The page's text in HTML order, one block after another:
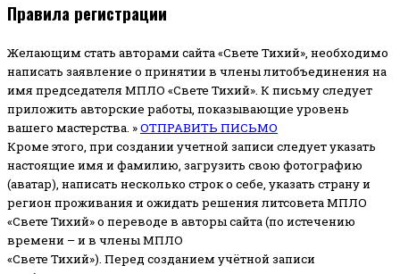
Правила регистрации
Желающим стать авторами сайта «Свете Тихий», необходимо
написать заявление о принятии в члены литобъединения на
имя председателя МПЛО «Свете Тихий». К письму следует
приложить авторские работы, показывающие уровень
вашего мастерства. »ОТПРАВИТЬ ПИСЬМО
Кроме этого, при создании учетной записи следует указать
настоящие имя и фамилию, загрузить свою фотографию
(аватар), написать несколько строк о себе, указать страну и
регион проживания и ожидать решения литсовета МПЛО
«Свете Тихий» о переводе в авторы сайта (по истечению
времени – и в члены МПЛО
«Свете Тихий»). Перед созданием учётной записи